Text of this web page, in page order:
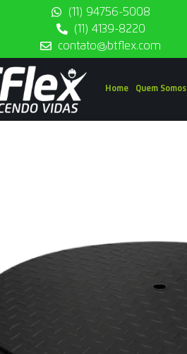
(11) 94756-5008
(11) 4139-8220
contato@btflex.com
Home Quem Somos